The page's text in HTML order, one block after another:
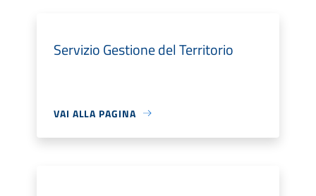
Servizio Gestione del Territorio
VAI ALLA PAGINA